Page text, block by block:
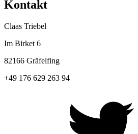
Kontakt
Claas Triebel
Im Birket 6
82166 Gräfelfing
+49 176 629 263 94